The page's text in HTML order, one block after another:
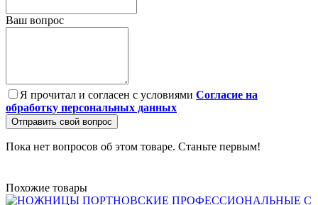
Ваш вопрос
Я прочитал и согласен с условиями Согласие на
обработку персональных данных
Отправить свой вопрос
Пока нет вопросов об этом товаре. Станьте первым!
Похожие товары